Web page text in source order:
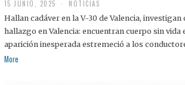
15 JUNIO, 2025 NOTICIAS
Hallan cadáver en la V-30 de Valencia,
hallazgo en Valencia: encuentran cuerpo sin vida
aparición inesperada estremeció a los
More